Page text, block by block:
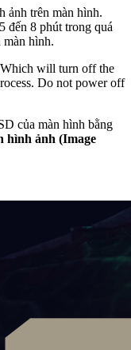
ảnh trên màn hình.
đến 8 phút trong quá
hình.
Which will turn off the
Do not power off
của màn hình bằng
hình ảnh (Image